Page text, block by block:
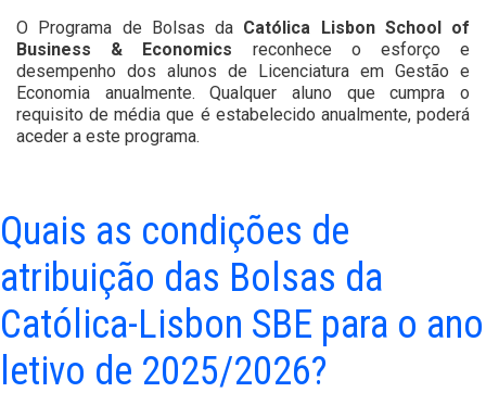
O Programa de Bolsas da Católica Lisbon School of
Business & Economics reconhece o esforço e
desempenho dos alunos de Licenciatura em Gestão e
Economia anualmente. Qualquer aluno que cumpra o
requisito de média que é estabelecido anualmente, poderá
aceder a este programa.
Quais as condições de
atribuição das Bolsas da
Católica-Lisbon SBE para o ano
letivo de 2025/2026?